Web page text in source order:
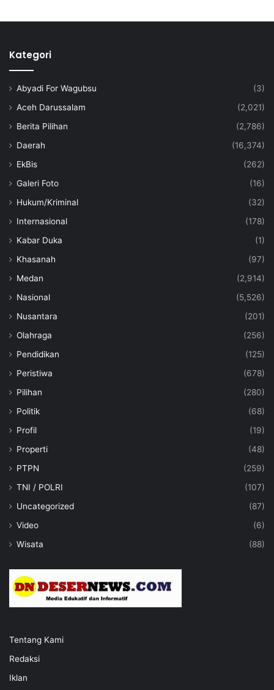
Kategori
Abyadi For Wagubsu
(3)
Aceh Darussalam
(2,021)
Berita Pilihan
(2,786)
Daerah
(16,374)
EkBis
(262)
Galeri Foto
(16)
Hukum/Kriminal
(32)
Internasional
(178)
Kabar Duka
(1)
Khasanah
(97)
Medan
(2,914)
Nasional
(5,526)
Nusantara
(201)
Olahraga
(256)
Pendidikan
(125)
Peristiwa
(678)
Pilihan
(280)
Politik
(68)
Profil
(19)
Properti
(48)
PTPN
(259)
TNI / POLRI
(107)
Uncategorized
(87)
Video
(6)
Wisata
(88)
Tentang Kami
Redaksi
Iklan